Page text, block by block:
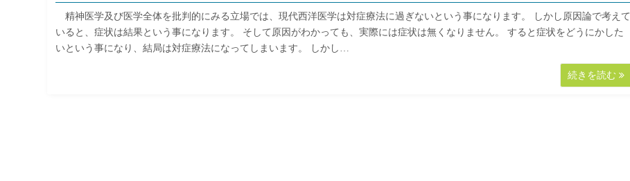
精神医学及び医学全体を批判的にみる立場では、現代西洋医学は対症療法に過ぎないという事になります。 しかし原因論で考えて
いると、症状は結果という事になります。 そして原因がわかっても、実際には症状は無くなりません。 すると症状をどうにかした
いという事になり、結局は対症療法になってしまいます。 しかし…
続きを読む